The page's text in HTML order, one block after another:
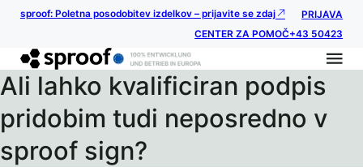
sproof: Poletna posodobitev izdelkov – prijavite se zdaj
PRIJAVA
CENTER ZA POMOČ+43 50423
Ali lahko kvalificiran podpis
pridobim tudi neposredno v
sproof sign?